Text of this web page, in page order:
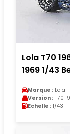
Lola T70
1969 1/43
Marque : Lola
Version : T70
Echelle : 1/43